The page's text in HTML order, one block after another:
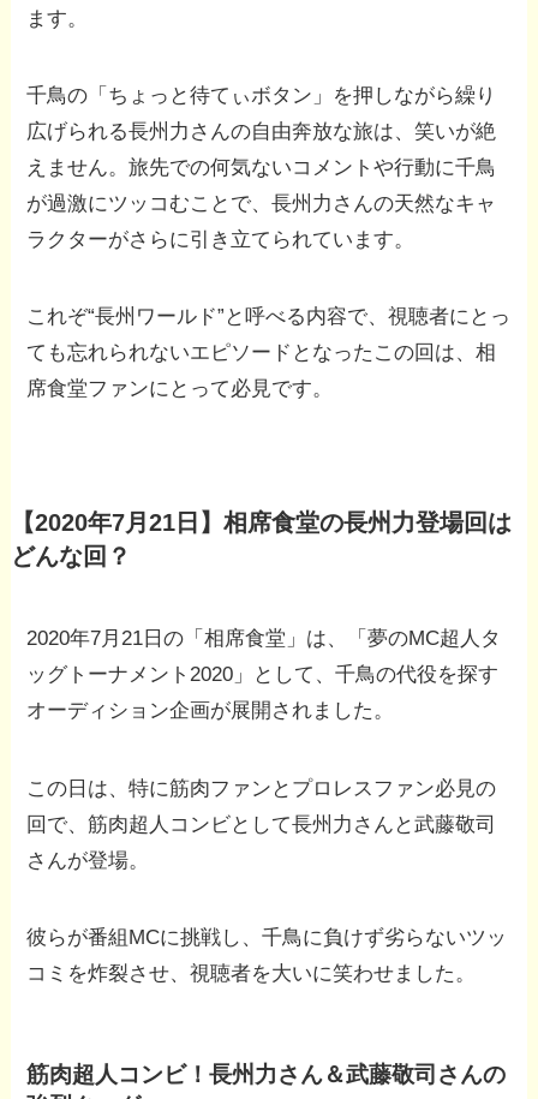
ます。
千鳥の「ちょっと待てぃボタン」を押しながら繰り
広げられる長州力さんの自由奔放な旅は、笑いが絶
えません。旅先での何気ないコメントや行動に千鳥
が過激にツッコむことで、長州力さんの天然なキャ
ラクターがさらに引き立てられています。
これぞ“長州ワールド”と呼べる内容で、視聴者にとっ
ても忘れられないエピソードとなったこの回は、相
席食堂ファンにとって必見です。
【2020年7月 21日 】相席食堂の長州力登場回は
どんな回？
2020年7月21日の「相席食堂」は、「夢のMC超人タ
ッグトーナメント2020」として、千鳥の代役を探す
オーディション企画が展開されました。
この日は、特に筋肉ファンとプロレスファン必見の
回で、筋肉超人コンビとして長州力さんと武藤敬司
さんが登場。
彼らが番組MCに挑戦し、千鳥に負けず劣らないツッ
コミを炸裂させ、視聴者を大いに笑わせました。
筋肉超人コンビ！長州力さん＆武藤敬司さんの